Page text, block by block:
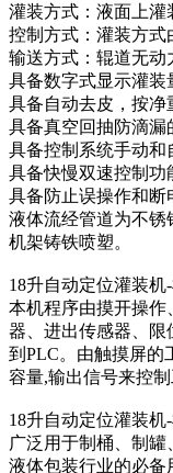
灌装方式：液面上灌
控制方式：灌装方式
输送方式：辊道无动
具备数字式显示灌装
具备自动去皮，按净
具备真空回抽防滴漏
具备控制系统手动和
具备快慢双速控制功
具备防止误操作和断
液体流经管道为不锈
机架铸铁喷塑。
18升自动定位灌装机
本机程序由摸开操作
器、进出传感器、限
到PLC。由触摸屏的
容量,输出信号来控
18升自动定位灌装机
广泛用于制桶、制
液体包装行业的必备